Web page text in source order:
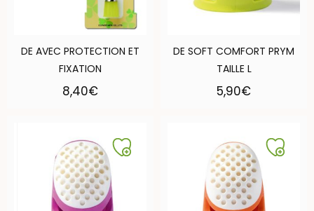
DE AVEC PROTECTION ET
FIXATION
8,40€
DE SOFT COMFORT PRYM
TAILLE L
5,90€